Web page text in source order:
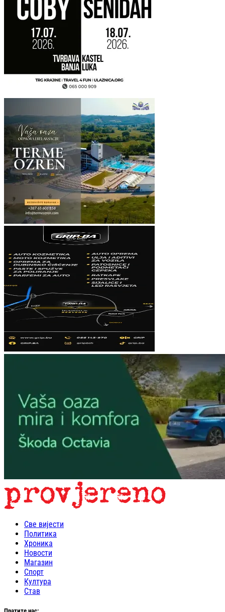
Све вијести
Политика
Хроника
Новости
Магазин
Спорт
Култура
Став